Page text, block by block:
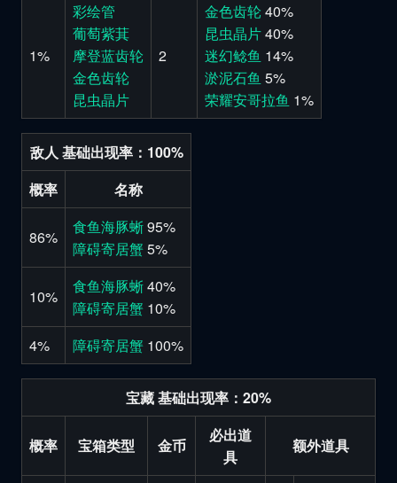
1%
彩绘管
葡萄紫萁
摩登蓝齿轮
金色齿轮
昆虫晶片
2
金色齿轮 40%
昆虫晶片40%
迷幻鲶鱼 14%
淤泥石鱼 5%
荣耀安哥拉鱼 1%
敌人 基础出现率：100%
概率
名称
86%
食鱼海豚蜥95%
障碍寄居蟹5%
10%
食鱼海豚蜥40%
障碍寄居蟹 10%
4%
障碍寄居蟹 100%
宝藏 基础出现率：20%
概率 宝箱类型 金币
必出道
具
额外道具